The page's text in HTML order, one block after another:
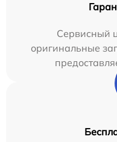
Сервисный
оригинальные